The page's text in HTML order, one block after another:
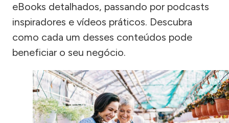
eBooks detalhados, passando por podcasts
inspiradores e vídeos práticos. Descubra
como cada um desses conteúdos pode
beneficiar o seu negócio.